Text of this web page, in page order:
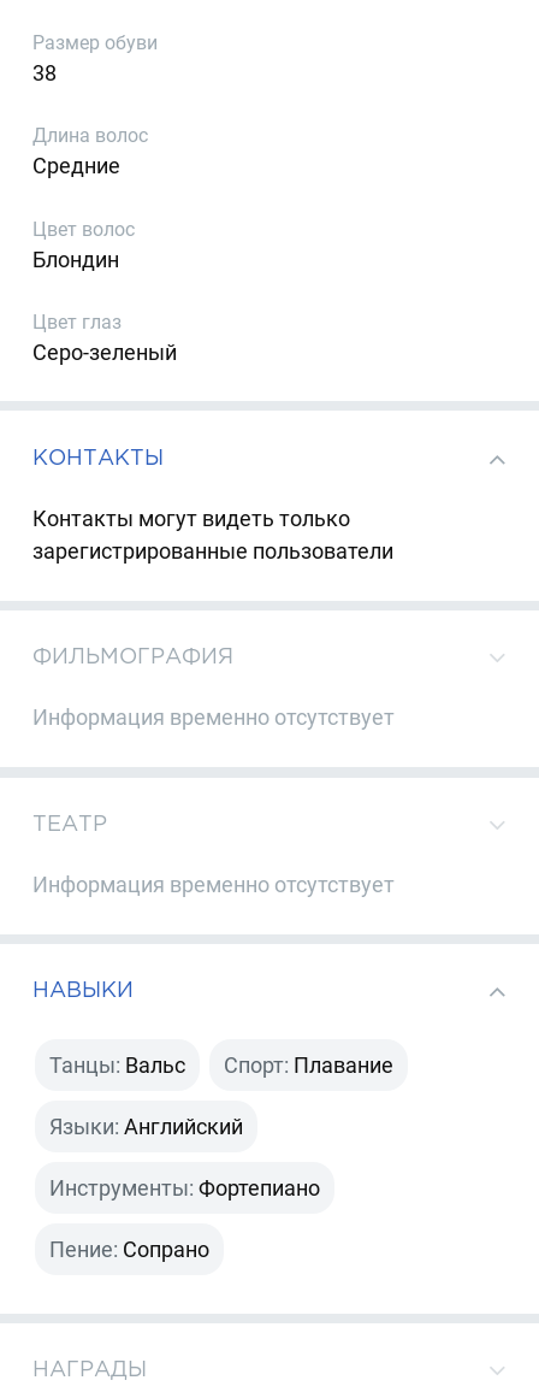
Размер обуви
38
Длина волос
Средние
Цвет волос
Блондин
Цвет глаз
Серо-зеленый
КОНТАКТЫ
Контакты могут видеть только
зарегистрированные пользователи
ФИЛЬМОГРАФИЯ
Информация временно отсутствует
ТЕАТР
Информация временно отсутствует
НАВЫКИ
Танцы: Вальс Спорт: Плавание
Языки: Английский
Инструменты: Фортепиано
Пение: Сопрано
НАГРАДЫ